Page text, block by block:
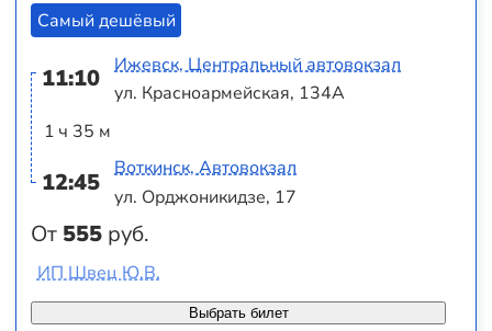
Самый дешёвый
11:10
1 ч 35 м
12:45
От 555 руб.
Ижевск, Центральный автовокзал
ул. Красноармейская, 134А
Воткинск, Автовокзал
ул. Орджоникидзе, 17
Выбрать билет
ИП Швец Ю.В.